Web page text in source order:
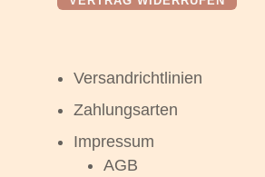
Versandrichtlinien
Zahlungsarten
Impressum
AGB